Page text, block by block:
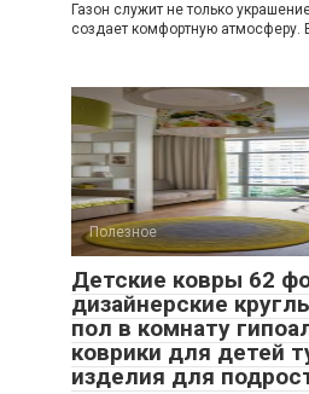
Газон служит не только
создает комфортную атмосферу.
Полезное
Детские ковры 62
дизайнерские
пол в комнату
коврики для детей
изделия для